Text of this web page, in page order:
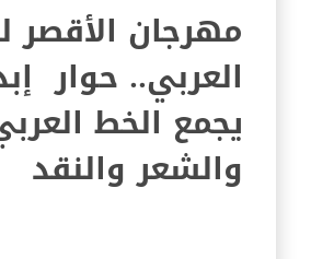
مهرجان الأقصر
العربي.. حوار
يجمع الخط
والشعر والنقد